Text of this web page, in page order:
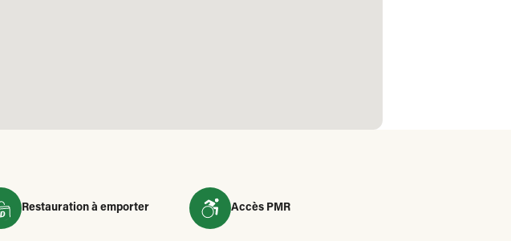
Restauration à emporter Accès PMR